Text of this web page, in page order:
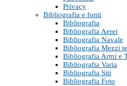
Privacy
Bibliografia e fonti
Bibliografia
Bibliografia Aerei
Bibliografia Navale
Bibliografia Mezzi
Bibliografia Armi e
Bibliografia Varia
Bibliografia Siti
Bibliografia Foto